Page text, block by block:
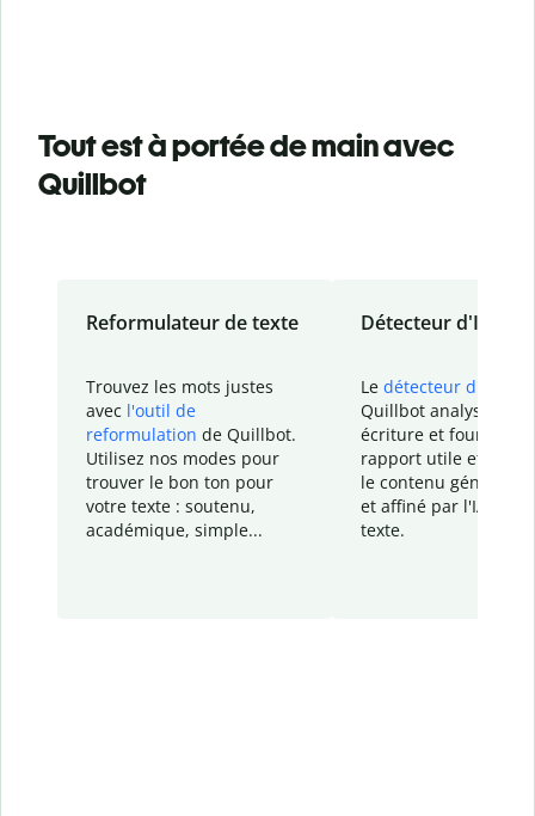
Tout est à portée de main avec
Quillbot
Reformulateur de texte
Trouvez les mots justes
avec l'outil de
reformulation de Quillbot.
Utilisez nos modes pour
trouver le bon ton pour
votre texte : soutenu,
académique, simple...
Détecteur d'IA
Le détecteur d'IA
Quillbot analyse votre
écriture et fournit un
rapport utile et
le contenu généré
et affiné par l'IA
texte.